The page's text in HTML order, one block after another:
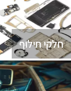
חלקי חילוף